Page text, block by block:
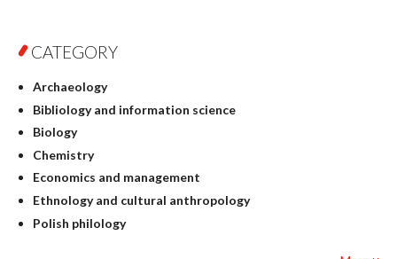
CATEGORY
Archaeology
Bibliology and information science
Biology
Chemistry
Economics and management
Ethnology and cultural anthropology
Polish philology